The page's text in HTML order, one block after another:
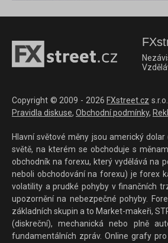
Copyright © 2009 - 2026 FXstreet.cz
Pravidla diskuse, Obchodní podmínky,
Hlavní světové měny jsou americký
světě, na kterém se obchoduje s
obchodník na forexu, který vydělává na
neboli obchodování na forexu) je forex
volatility a prudké pohyby v finančních
upozornění na nebezpečné pohyby.
základních skupin a to Market-makeři,
(diskreční), mechanická nebo plně
fundamentálních zpráv. Online grafy